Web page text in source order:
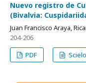
Nuevo registro de
(Bivalvia:
Juan Francisco Araya,
204-206
PDF
Scielo